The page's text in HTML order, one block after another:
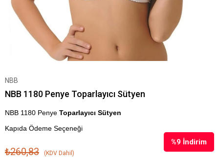
NBB
NBB 1180 Penye Toparlayıcı Sütyen
NBB 1180 Penye Toparlayıcı Sütyen
Kapıda Ödeme Seçeneği
%9 İndirim
₺260,83 (KDV Dahil)